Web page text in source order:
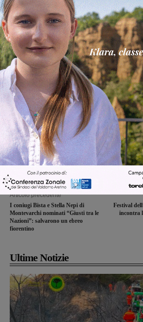
Piscina di Figline finanziata
Pnrr, il gruppo di Fratelli
ringraziamento al Governo”
Cronaca 4 Agosto 2026
Un anno fa la strage in A1 in
Gianni, Giulia e Franco. Lo
processo, lo stop ai sorpassi fra
Cronaca 3 Agosto 2026
Scomparso da una struttura di
Fiorentino l’uomo che aveva
Levane nel 2020
Articolo precedente
I coniugi Bista e Stella Nepi di
Montevarchi nominati “Giusti tra le
Nazioni”: salvarono un ebreo
fiorentino
Festival
incontra
Ultime Notizie